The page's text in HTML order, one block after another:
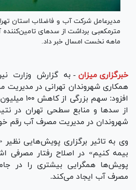
مترمکعبی برداشت از سد‌های
ماهه نخست امسال خبر داد.
خبرگزاری میزان - به گزارش وزارت
همکاری شهروندان تهرانی در مدیریت
افزود: سهم
از سد‌ها و منابع سطحی تهران در
شهروندان در مدیریت مصرف آب رقم
وی به تاثیر برگزاری پویش‌هایی
بیمه کنیم» در اصلاح رفتار مصرفی
پویش‌ها همگرایی بیشتری را در
مصرف آب ایجاد می‌کند.